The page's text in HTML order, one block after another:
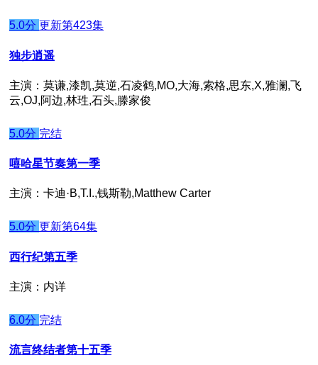
5.0分 更新第423集
独步逍遥
主演：莫谦,漆凯,莫逆,石凌鹤,MO,大海,索格,思东,X,雅澜,飞
云,OJ,阿边,林珄,石头,滕家俊
5.0分 完结
嘻哈星节奏第一季
主演：卡迪·B,T.I.,钱斯勒,Matthew Carter
5.0分 更新第64集
西行纪第五季
主演：内详
6.0分 完结
流言终结者第十五季